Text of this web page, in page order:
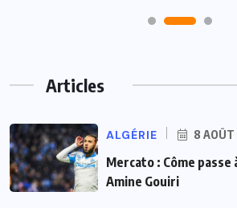
Articles
ALGÉRIE 8
Mercato : Côme passe
Amine Gouiri